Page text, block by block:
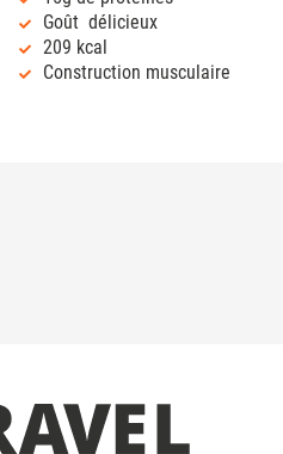
Goût délicieux
209 kcal
Construction musculaire